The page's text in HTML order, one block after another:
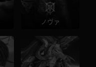
ノヴァ